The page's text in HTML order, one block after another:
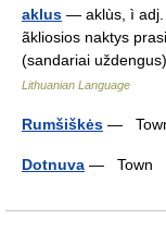
aklus — aklùs, ì adj.
ãkliosios naktys
(sandariai
Lithuanian Language
Rumšiškės —
Dotnuva —